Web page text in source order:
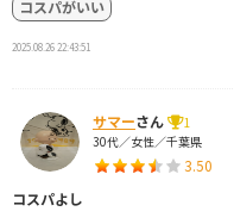
コスパがいい
2025.08.26 22:43:51
サマーさん
1
30代／女性／千葉県
3.50
コスパよし